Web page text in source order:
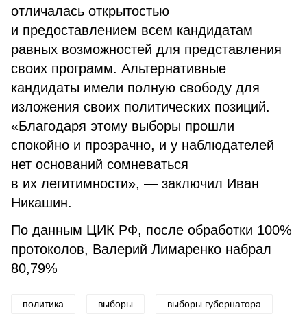
отличалась открытостью
и предоставлением всем кандидатам
равных возможностей для представления
своих программ. Альтернативные
кандидаты имели полную свободу для
изложения своих политических позиций.
«Благодаря этому выборы прошли
спокойно и прозрачно, и у наблюдателей
нет оснований сомневаться
в их легитимности», — заключил Иван
Никашин.
По данным ЦИК РФ, после обработки 100%
протоколов, Валерий Лимаренко набрал
80,79%
политика выборы выборы губернатора